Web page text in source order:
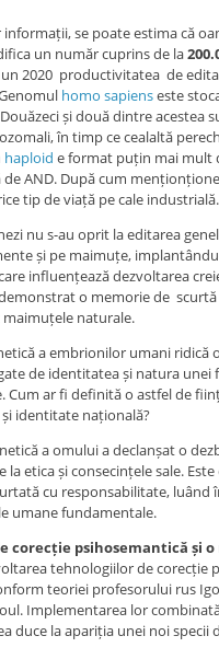
informații, se poate estima că
un număr cuprins de la
un 2020 productivitatea de
homo sapienseste
și două dintre acestea
în timp ce cealaltă
haploid e format puțin mai mult
de AND. După cum
tip de viață pe cale industrială.
nu s-au oprit la editarea
și pe maimuțe,
influențează dezvoltarea
o memorie de
maimuțele naturale.
a embrionilor umani ridică
de identitatea și natura unei
Cum ar fi definită o astfel de
identitate națională?
a omului a declanșat o
la etica și consecințele sale.
cu responsabilitate, luând
umane fundamentale.
corecție psihosemantică și o
tehnologiilor de corecție
teoriei profesorului rus
Implementarea lor
duce la apariția unei noi specii